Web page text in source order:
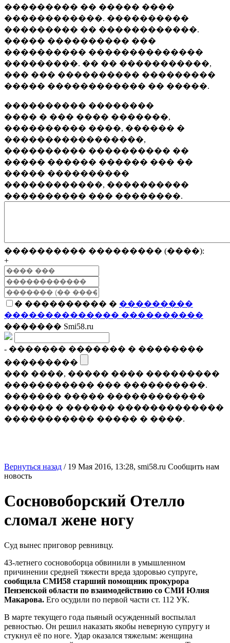
��������� �� ����� ����
������������. ����������
��������� �� ������������.
����� ���������� ���
���������� ��������������
���������. �� �� �����������,
��� ��� ���������� ���������
����� ������������ �� �����.
���������� ��������
���� � ��� ���� �������,
���������� ����, ������ �
�����������������,
���������� ���������� ��
����� ������ ������ ��� ��
����� ����������
������������, ����������
���������� ��� ��������.
���������� ��������� (����):
+
� ���������� � ���������
�������������� ����������
������� Smi58.ru
- ������� ������� � ��������
���������
��� ����, ����� ���� ���������
����������� ��� ����������.
������� ����� ������������
������ � ������ �������������
����������� ����� � ����.
Вернуться назад / 19 Мая 2016, 13:28, smi58.ru Сообщить нам
новость
Сосновоборский Отелло
сломал жене ногу
Суд вынес приговор ревнивцу.
43-летнего сосновоборца обвинили в умышленном
причинении средней тяжести вреда здоровью супруге,
сообщила СМИ58 старший помощник прокурора
Пензенской области по взаимодействию со СМИ Юлия
Макарова. Его осудили по первой части ст. 112 УК.
В марте текущего года пьяный осужденный воспылал
ревностью. Он решил наказать якобы неверную супругу и
стукнул её по ноге. Удар оказался тяжелым: женщина